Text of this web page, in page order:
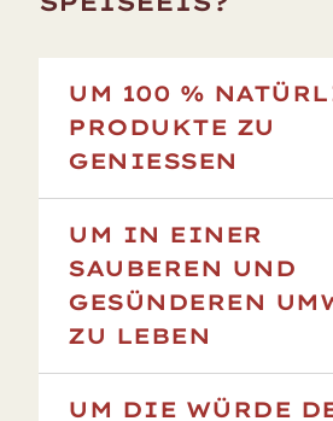
UM 100 %
PRODUKTE ZU
GENIESSEN
Substanzen natürlichen
verwendet: Auf synthetische
Pestizide,
Produkte oder chemisch-
UM IN EINER
SAUBEREN UND
GESÜNDEREN
ZU LEBEN
UM DIE WÜRDE